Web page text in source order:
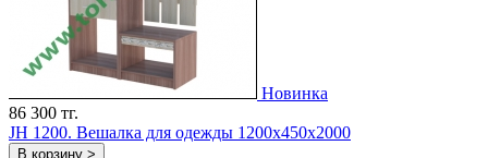
Новинка
86 300 тг.
JH 1200. Вешалка для одежды 1200x450x2000
В корзину >